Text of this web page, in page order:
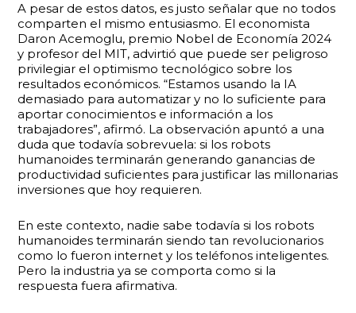
A pesar de estos datos, es justo señalar que no todos
comparten el mismo entusiasmo. El economista
Daron Acemoglu, premio Nobel de Economía 2024
y profesor del MIT, advirtió que puede ser peligroso
privilegiar el optimismo tecnológico sobre los
resultados económicos. “Estamos usando la IA
demasiado para automatizar y no lo suficiente para
aportar conocimientos e información a los
trabajadores”, afirmó. La observación apuntó a una
duda que todavía sobrevuela: si los robots
humanoides terminarán generando ganancias de
productividad suficientes para justificar las millonarias
inversiones que hoy requieren.
En este contexto, nadie sabe todavía si los robots
humanoides terminarán siendo tan revolucionarios
como lo fueron internet y los teléfonos inteligentes.
Pero la industria ya se comporta como si la
respuesta fuera afirmativa.